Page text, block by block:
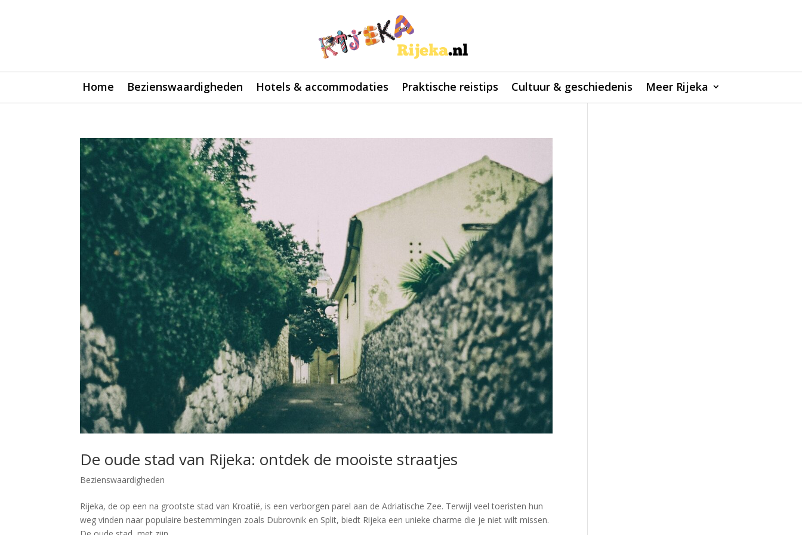
Home Bezienswaardigheden Hotels & accommodaties Praktische reistips Cultuur & geschiedenis Meer Rijeka
De oude stad van Rijeka: ontdek de mooiste straatjes
Bezienswaardigheden
Rijeka, de op een na grootste stad van Kroatië, is een verborgen parel aan de Adriatische Zee. Terwijl veel toeristen hun
weg vinden naar populaire bestemmingen zoals Dubrovnik en Split, biedt Rijeka een unieke charme die je niet wilt missen.